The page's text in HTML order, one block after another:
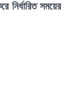
নির্ধারিত সময়ের